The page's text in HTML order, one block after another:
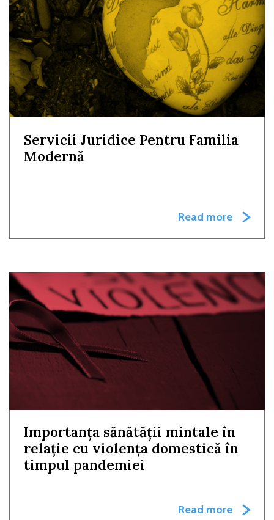
Servicii Juridice Pentru Familia
Modernă
Read more
Importanța sănătății mintale în
relație cu violența domestică în
timpul pandemiei
Read more